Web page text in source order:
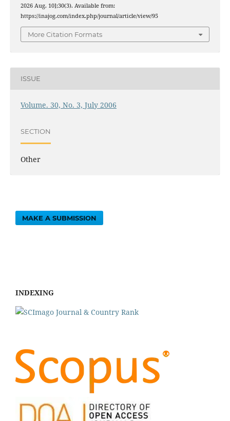
2026 Aug. 10];30(3). Available from:
https://inajog.com/index.php/journal/article/view/95
More Citation Formats
ISSUE
Volume. 30, No. 3, July 2006
SECTION
Other
MAKE A SUBMISSION
INDEXING